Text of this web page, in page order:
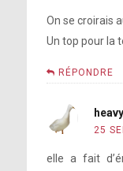
On se croirais
Un top pour la
RÉPONDRE
25
elle a fait